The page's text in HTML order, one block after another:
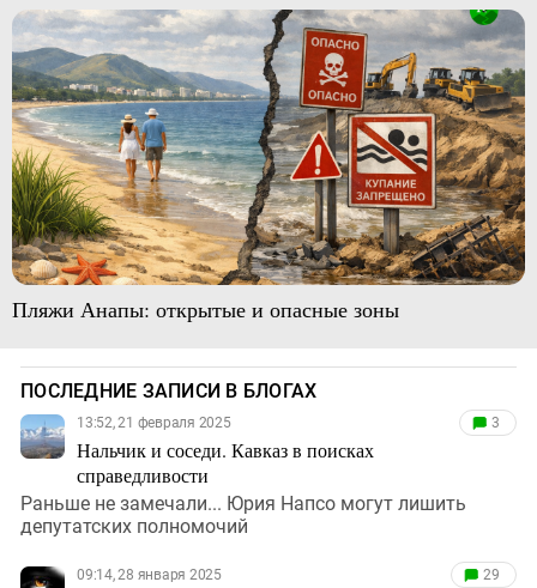
Пляжи Анапы: открытые и опасные зоны
ПОСЛЕДНИЕ ЗАПИСИ В БЛОГАХ
13:52, 21 февраля 2025
Нальчик и соседи. Кавказ в поисках
справедливости
3
Раньше не замечали... Юрия Напсо могут лишить
депутатских полномочий
09:14, 28 января 2025 29